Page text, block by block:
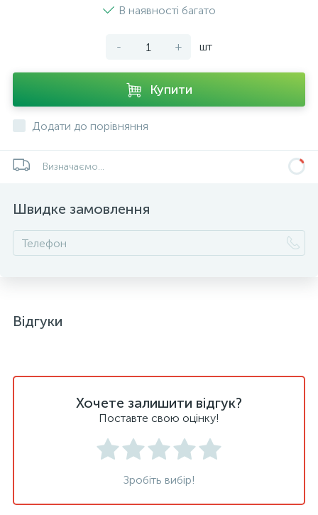
В наявності багато
- + шт
Купити
Додати до порівняння
Визначаємо...
Швидке замовлення
Відгуки
Хочете залишити відгук?
Поставте свою оцінку!
Зробіть вибір!